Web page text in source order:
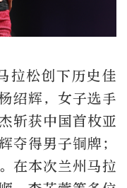
拉松创下历史佳
绍辉，女子选手
斩获中国首枚亚
夺得男子铜牌；
在本次兰州马拉